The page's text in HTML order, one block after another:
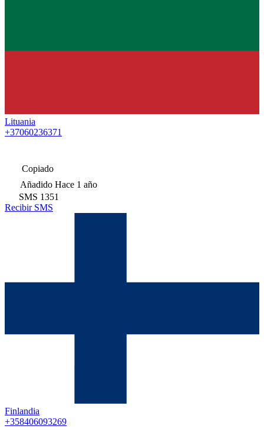
Lituania
+37060236371
Copiado
Añadido Hace 1 año
SMS 1351
Recibir SMS
Finlandia
+358406093269